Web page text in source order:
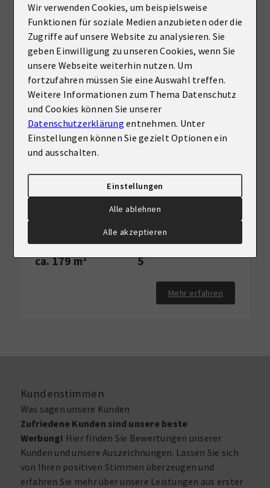
VERKAUFT
Ein- bis Zweifamilienhaus in Cappel in verkehrsberuhigter Lage
Wohnfläche
ca. 179 m²
Zimmer
5
Mehr erfahren
Kundenstimmen
Was sagen unsere Kunden
Zufriedene Kunden sind unsere beste
Werbung! Hier finden Sie Bewertungen unserer
Kunden und unsere Auszeichnungen. Lassen Sie sich
von Ihren positiven Stimmen überzeugen und
erfahren Sie mehr über unsere Leistungen aus erster
Wir verwenden Cookies, um beispielsweise
Funktionen für soziale Medien anzubieten oder die
Zugriffe auf unsere Website zu analysieren. Sie
geben Einwilligung zu unseren Cookies, wenn Sie
unsere Webseite weiterhin nutzen. Um
fortzufahren müssen Sie eine Auswahl treffen.
Weitere Informationen zum Thema Datenschutz
und Cookies können Sie unserer
Datenschutzerklärung entnehmen. Unter
Einstellungen können Sie gezielt Optionen ein
und ausschalten.
Einstellungen
Alle ablehnen
Alle akzeptieren